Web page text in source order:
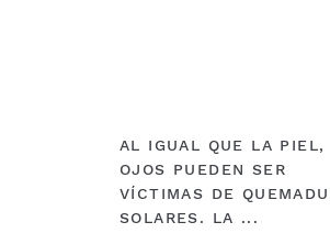
AL IGUAL QUE LA PIEL,
OJOS PUEDEN SER
VÍCTIMAS DE
SOLARES. LA ...